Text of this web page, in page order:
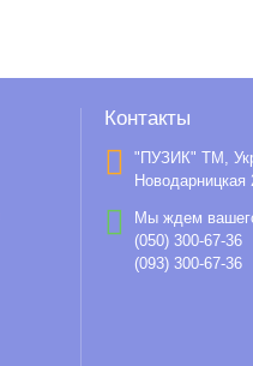
Контакты
"ПУЗИК" ТМ,
Новодарницкая
Мы ждем
(050) 300-67-36
(093) 300-67-36